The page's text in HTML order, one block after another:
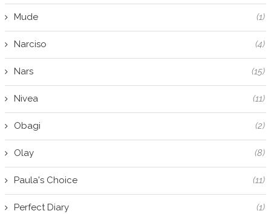
Mude (1)
Narciso (4)
Nars (15)
Nivea (11)
Obagi (2)
Olay (8)
Paula's Choice (11)
Perfect Diary (1)